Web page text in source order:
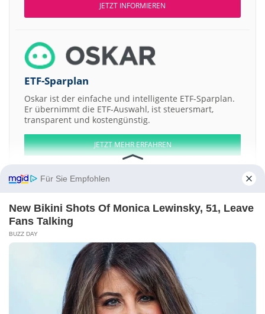
JETZT INFORMIEREN
ETF-Sparplan
Oskar ist der einfache und intelligente ETF-Sparplan.
Er übernimmt die ETF-Auswahl, ist steuersmart,
transparent und kostengünstig.
JETZT MEHR ERFAHREN
Aktien ATX DAX EuroStoxx 50 Dow Jones NASDAQ 100
Nikkei 225
Weitere Aktien:
Valkea Resources Lithium Americas Argentina
Industrial Company ams-OSRAM
Kontakt-Impressum -Werbung-Barrierefreiheit
Datenschutz-Disclaimer-AGB-Privatsphäre-Einstellungen
Für Sie Empfohlen
New Bikini Shots Of Monica Lewinsky, 51, Leave
Fans Talking
BUZZ DAY